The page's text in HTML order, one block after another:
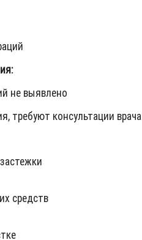
не выявлено
требуют консультации врача
средств